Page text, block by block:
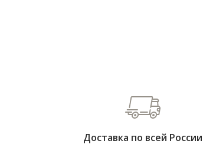
Доставка по всей России